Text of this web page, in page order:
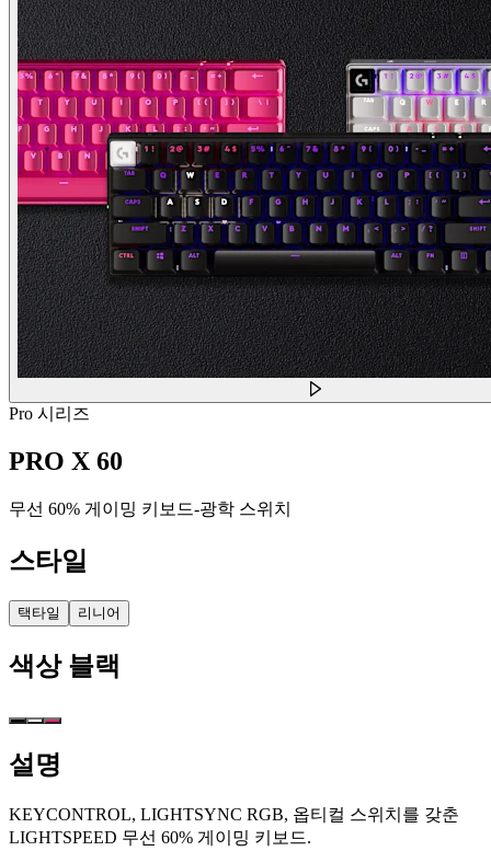
Pro 시리즈
PRO X 60
무선 60% 게이밍 키보드-광학 스위치
스타일
택타일 리니어
색상 블랙
설명
KEYCONTROL, LIGHTSYNC RGB, 옵티컬 스위치를 갖춘
LIGHTSPEED 무선 60% 게이밍 키보드.